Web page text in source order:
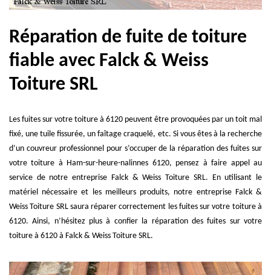
Réparation de fuite de toiture
fiable avec Falck & Weiss
Toiture SRL
Les fuites sur votre toiture à 6120 peuvent être provoquées par un toit mal
fixé, une tuile fissurée, un faîtage craquelé, etc. Si vous êtes à la recherche
d’un couvreur professionnel pour s’occuper de la réparation des fuites sur
votre toiture à Ham-sur-heure-nalinnes 6120, pensez à faire appel au
service de notre entreprise Falck & Weiss Toiture SRL. En utilisant le
matériel nécessaire et les meilleurs produits, notre entreprise Falck &
Weiss Toiture SRL saura réparer correctement les fuites sur votre toiture à
6120. Ainsi, n’hésitez plus à confier la réparation des fuites sur votre
toiture à 6120 à Falck & Weiss Toiture SRL.